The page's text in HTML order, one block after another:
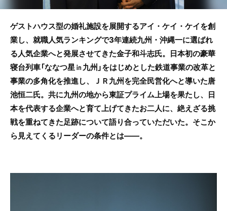
ゲストハウス型の婚礼施設を展開するアイ・ケイ・ケイを創
業し、就職人気ランキングで3年連続九州・沖縄一に選ばれ
る人気企業へと発展させてきた金子和斗志氏。日本初の豪華
寝台列車「ななつ星㏌九州」をはじめとした鉄道事業の改革と
事業の多角化を推進し、ＪＲ九州を完全民営化へと導いた唐
池恒二氏。共に九州の地から東証プライム上場を果たし、日
本を代表する企業へと育て上げてきたお二人に、絶えざる挑
戦を重ねてきた足跡について語り合っていただいた。そこか
ら見えてくるリーダーの条件とは――。